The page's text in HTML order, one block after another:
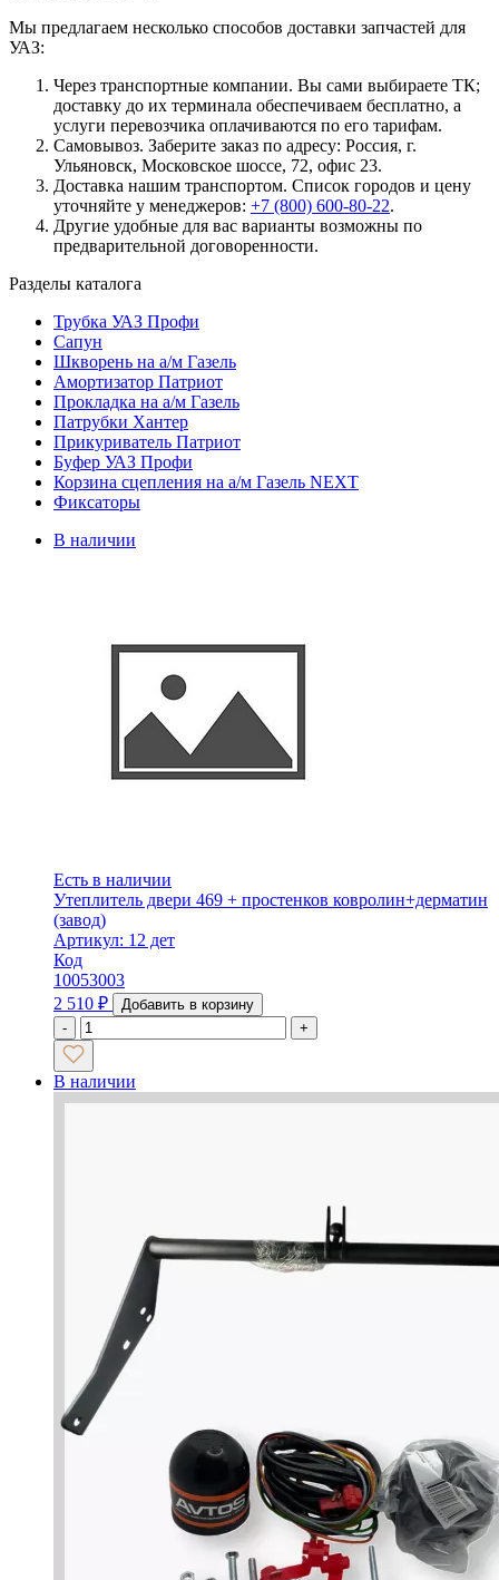
Мы предлагаем несколько способов доставки запчастей для
УАЗ:
Через транспортные компании. Вы сами выбираете ТК;
доставку до их терминала обеспечиваем бесплатно, а
услуги перевозчика оплачиваются по его тарифам.
Самовывоз. Заберите заказ по адресу: Россия, г.
Ульяновск, Московское шоссе, 72, офис 23.
Доставка нашим транспортом. Список городов и цену
уточняйте у менеджеров: +7 (800) 600-80-22.
Другие удобные для вас варианты возможны по
предварительной договоренности.
Разделы каталога
Трубка УАЗ Профи
Сапун
Шкворень на а/м Газель
Амортизатор Патриот
Прокладка на а/м Газель
Патрубки Хантер
Прикуриватель Патриот
Буфер УАЗ Профи
Корзина сцепления на а/м Газель NEXT
Фиксаторы
В наличии
Есть в наличии
Утеплитель двери 469 + простенков ковролин+дерматин
(завод)
Артикул: 12 дет
Код
10053003
2 510 ₽
Добавить в корзину
-
+
В наличии